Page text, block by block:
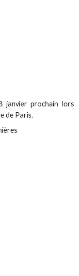
janvier prochain lors
de Paris.